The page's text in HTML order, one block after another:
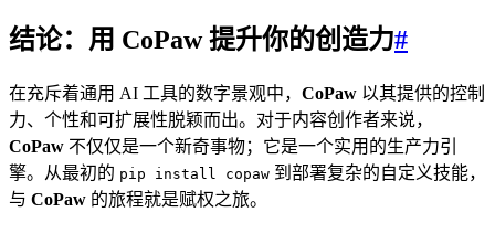
结论：用 CoPaw 提升你的创造力#
在充斥着通用 AI 工具的数字景观中， CoPaw 以其提供的控制
力、个性和可扩展性脱颖而出。对于内容创作者来说，
CoPaw 不仅仅是一个新奇事物；它是一个实用的生产力引
擎。从最初的 pip install copaw 到部署复杂的自定义技能，
与 CoPaw 的旅程就是赋权之旅。